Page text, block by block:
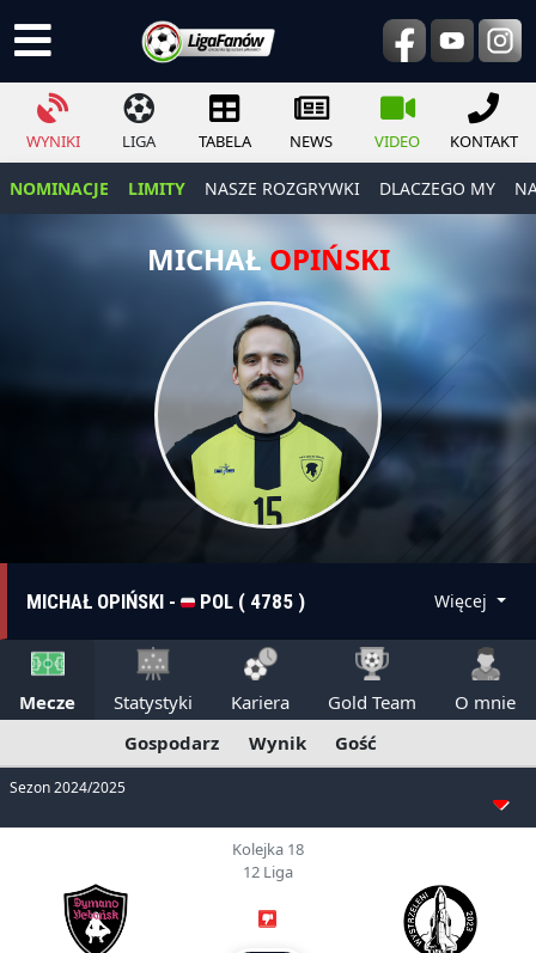
WYNIKI LIGA TABELA NEWS VIDEO KONTAKT
NOMINACJE LIMITY NASZE ROZGRYWKI DLACZEGO MY
MICHAŁOPIŃSKI
MICHAŁ OPIŃSKI - POL ( 4785 ) Więcej
Mecze Statystyki Kariera Gold Team
O mnie
Gospodarz
Wynik Gość
Sezon 2024/2025
Kolejka 18
12 Liga